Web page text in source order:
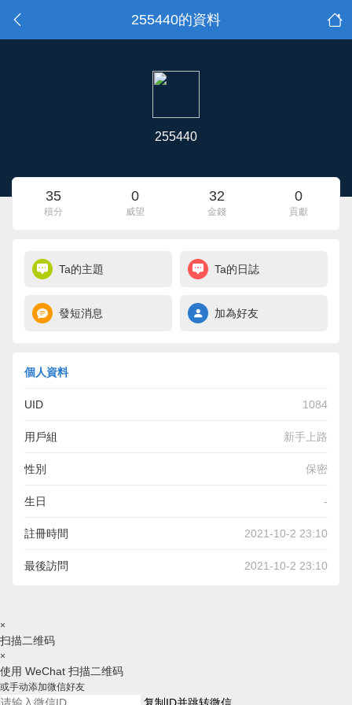
255440的資料
255440
35
積分
0
威望
32
金錢
0
貢獻
Ta的主題 Ta的日誌
發短消息 加為好友
個人資料
UID 1084
用戶組 新手上路
性別 保密
生日 -
註冊時間 2021-10-2 23:10
最後訪問 2021-10-2 23:10
×
扫描二维码
×
使用 WeChat 扫描二维码
或手动添加微信好友